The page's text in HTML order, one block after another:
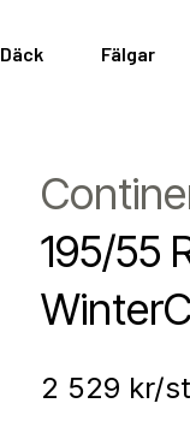
Däck Fälgar
195/55
2 529 kr/